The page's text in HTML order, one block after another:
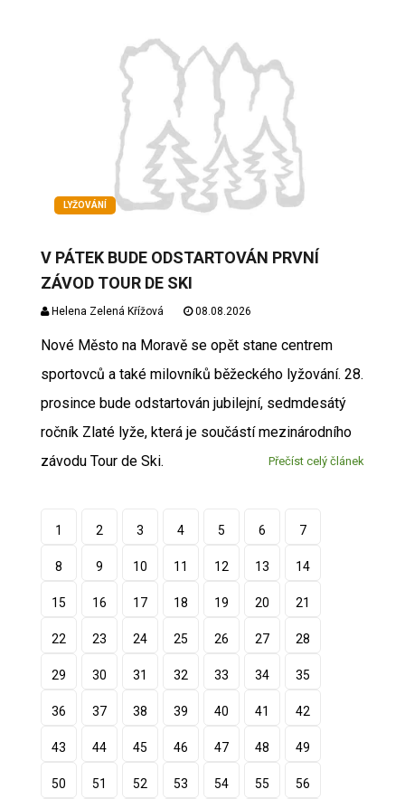
LYŽOVÁNÍ
V PÁTEK BUDE ODSTARTOVÁN PRVNÍ
ZÁVOD TOUR DE SKI
Helena Zelená Křížová 08.08.2026
Nové Město na Moravě se opět stane centrem
sportovců a také milovníků běžeckého lyžování. 28.
prosince bude odstartován jubilejní, sedmdesátý
ročník Zlaté lyže, která je součástí mezinárodního
závodu Tour de Ski.
Přečíst celý článek
1 2 3 4 5 6 7
8 9 10 11 12 13 14
15 16 17 18 19 20 21
22 23 24 25 26 27 28
29 30 31 32 33 34 35
36 37 38 39 40 41 42
43 44 45 46 47 48 49
50 51 52 53 54 55 56